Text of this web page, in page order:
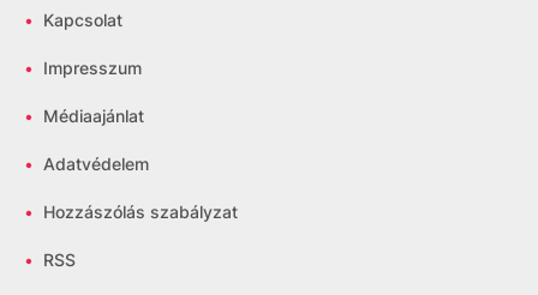
• Kapcsolat
• Impresszum
• Médiaajánlat
• Adatvédelem
• Hozzászólás szabályzat
• RSS